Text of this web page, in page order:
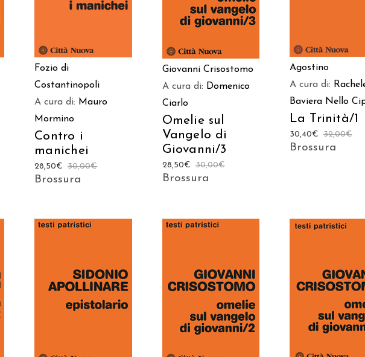
Fozio di
Costantinopoli
A cura di: Mauro
Mormino
Contro i
manichei
30,00€
28,50€
Brossura
Giovanni Crisostomo
A cura di: Domenico
Ciarlo
Omelie sul
Vangelo di
Giovanni/3
30,00€
28,50€
Brossura
Agostino
A cura di:
Baviera Nello
La Trinità/1
32,00€
30,40€
Brossura
AGGIUNGI AL
CARRELLO
AGGIUNGI AL AGGIUNGI AL